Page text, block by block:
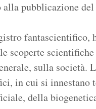
pubblicazione del
fantascientifico,
scoperte
sulla società.
in cui si innestano
della